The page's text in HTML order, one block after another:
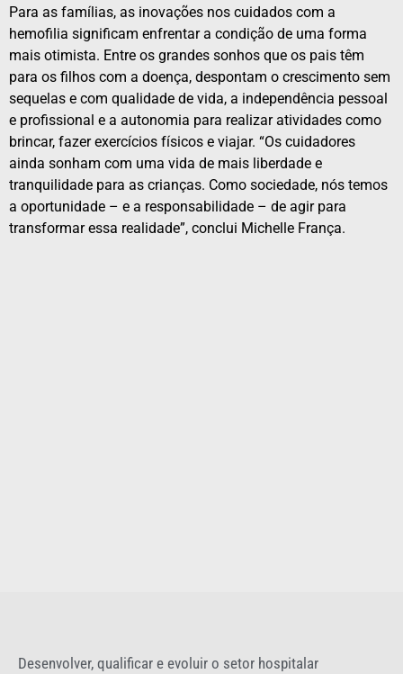
Para as famílias, as inovações nos cuidados com a
hemofilia significam enfrentar a condição de uma forma
mais otimista. Entre os grandes sonhos que os pais têm
para os filhos com a doença, despontam o crescimento sem
sequelas e com qualidade de vida, a independência pessoal
e profissional e a autonomia para realizar atividades como
brincar, fazer exercícios físicos e viajar. “Os cuidadores
ainda sonham com uma vida de mais liberdade e
tranquilidade para as crianças. Como sociedade, nós temos
a oportunidade – e a responsabilidade – de agir para
transformar essa realidade”, conclui Michelle França.
Desenvolver, qualificar e evoluir o setor hospitalar